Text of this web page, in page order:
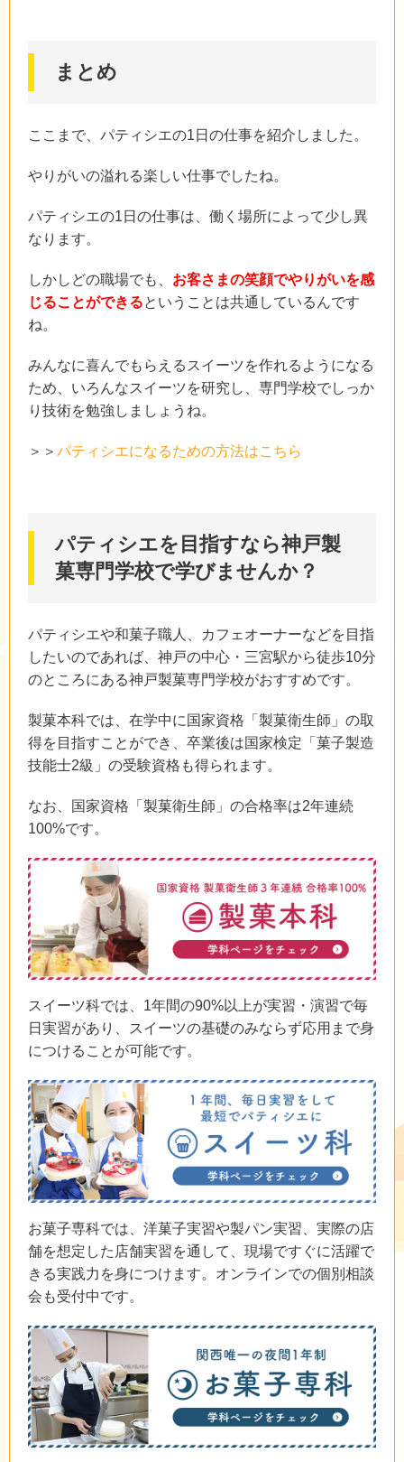
まとめ
ここまで、パティシエの1日の仕事を紹介しました。
やりがいの溢れる楽しい仕事でしたね。
パティシエの1日の仕事は、働く場所によって少し異
なります。
しかしどの職場でも、 お客さまの笑顔でやりがいを感
じることができるということは共通しているんです
ね。
みんなに喜んでもらえるスイーツを作れるようになる
ため、いろんなスイーツを研究し、専門学校でしっか
り技術を勉強しましょうね。
＞＞ パティシエになるための方法はこちら
パティシエを目指すなら神戸製
菓専門学校で学びませんか？
パティシエや和菓子職人、カフェオーナーなどを目指
したいのであれば、神戸の中心・三宮駅から徒歩10分
のところにある神戸製菓専門学校がおすすめです。
製菓本科では、在学中に国家資格「製菓衛生師」の取
得を目指すことができ、卒業後は国家検定「菓子製造
技能士2級」の受験資格も得られます。
なお、国家資格「製菓衛生師」の合格率は2年連続
100%です。
スイーツ科では、1年間の90%以上が実習・演習で毎
日実習があり、スイーツの基礎のみならず応用まで身
につけることが可能です。
お菓子専科では、洋菓子実習や製パン実習、実際の店
舗を想定した店舗実習を通して、現場ですぐに活躍で
きる実践力を身につけます。オンラインでの個別相談
会も受付中です。